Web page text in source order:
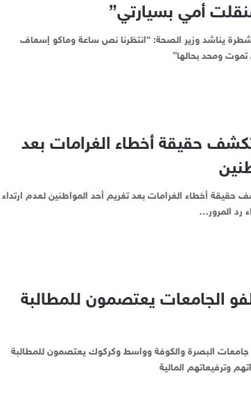
أمي بسيارتي”
يناشد وزير الصحة: “انتظرنا نص ساعة وماكو إسعاف
ومحد بحالها”
حقيقة أخطاء الغرامات بعد
حقيقة أخطاء الغرامات بعد تغريم أحد المواطنين لعدم ارتداء
رد المرور…
الجامعات يعتصمون للمطالبة
جامعات البصرة والكوفة وواسط وكركوك يعتصمون للمطالبة
وترفيعاتهم المالية